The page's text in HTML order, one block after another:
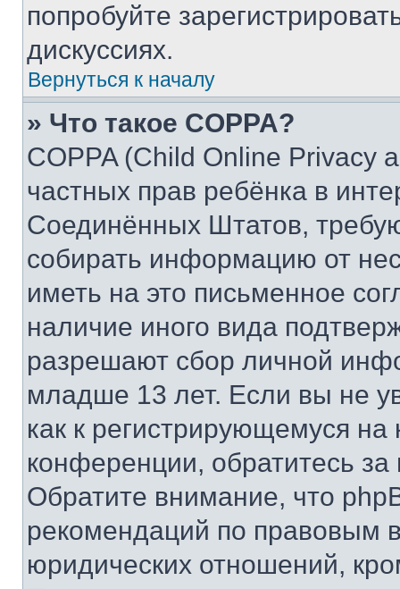
попробуйте
дискуссиях.
Вернуться к началу
» Что такое COPPA?
COPPA (Child Online Privacy
частных прав ребёнка в
Соединённых Штатов,
собирать информацию от
иметь на это письменное
наличие иного вида
разрешают сбор личной
младше 13 лет. Если вы не
как к регистрирующемуся
конференции, обратитесь
Обратите внимание, что
рекомендаций по правовым
юридических отношений,